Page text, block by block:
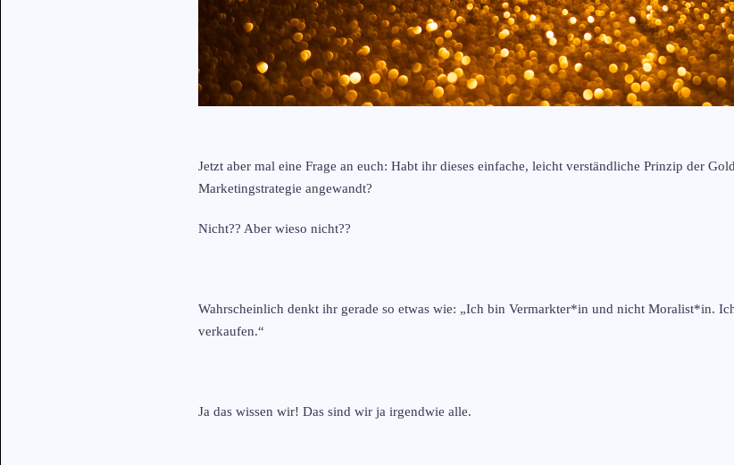
Jetzt aber mal eine Frage an euch: Habt ihr dieses einfache, leicht verständliche Prinzip der
Marketingstrategie angewandt?
Nicht?? Aber wieso nicht??
Wahrscheinlich denkt ihr gerade so etwas wie: „Ich bin Vermarkter*in und nicht Moralist*in.
verkaufen.“
Ja das wissen wir! Das sind wir ja irgendwie alle.